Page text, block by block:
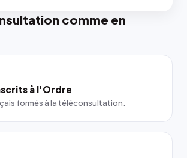
comme en
à l'Ordre
formés à la téléconsultation.